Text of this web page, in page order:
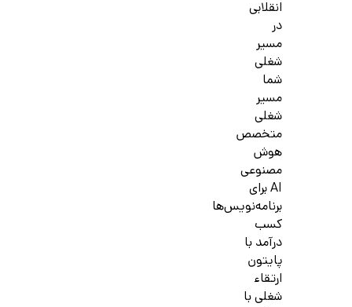
انقلابی
در
مسیر
شغلی
شما
مسیر
شغلی
متخصص
هوش
مصنوعی
AI برای
برنامه‌نویس‌ها
کسب
درآمد با
پایتون
ارتقاء
شغلی با